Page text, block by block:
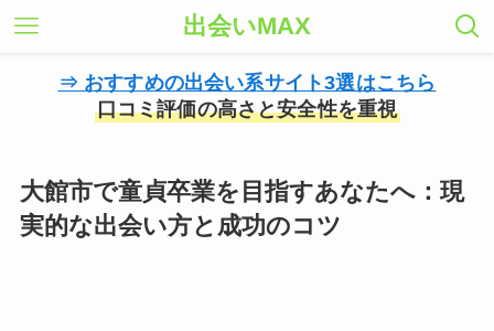
出会いMAX
⇒ おすすめの出会い系サイト3選はこちら
口コミ評価の高さと安全性を重視
大館市で童貞卒業を目指すあなたへ：現
実的な出会い方と成功のコツ